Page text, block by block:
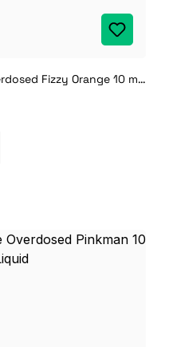
Vampire Vape Overdosed Fizzy Orange 10 ml Nikotinsalz Liquid